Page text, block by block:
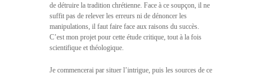
de détruire la tradition chrétienne. Face à ce soupçon, il ne
suffit pas de relever les erreurs ni de dénoncer les
manipulations, il faut faire face aux raisons du succès.
C’est mon projet pour cette étude critique, tout à la fois
scientifique et théologique.
Je commencerai par situer l’intrigue, puis les sources de ce